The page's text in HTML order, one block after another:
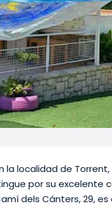
la localidad de
por su excelente
dels Cánters, 29,